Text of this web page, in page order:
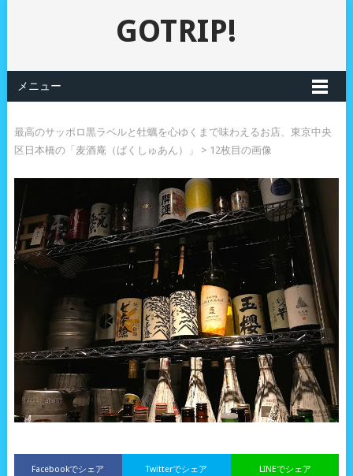
GOTRIP!
メニュー
最高のサッポロ黒ラベルと牡蠣を心ゆくまで味わえるお店、東京中央
区日本橋の「麦酒庵（ばくしゅあん）」
> 12枚目の画像
Facebookでシェア LINEでシェア
Twitterでシェア